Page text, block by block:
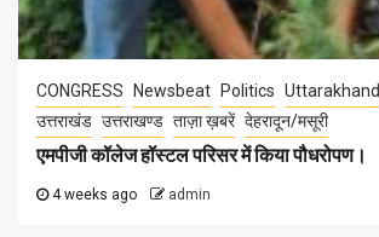
CONGRESS Newsbeat Politics Uttarakhand
उत्तराखंड उत्तराखण्ड ताज़ा ख़बरें देहरादून/मसूरी
एमपीजी कॉलेज हॉस्टल परिसर में किया पौधरोपण।
4 weeks ago admin